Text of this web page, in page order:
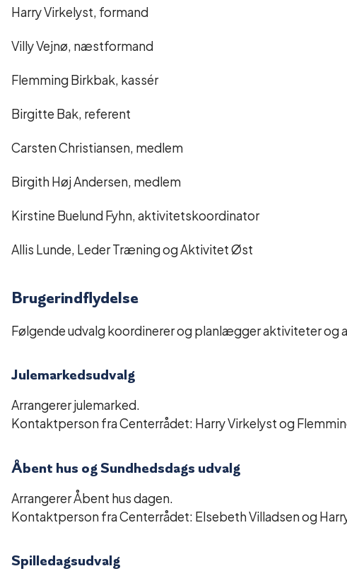
Harry Virkelyst, formand
Villy Vejnø, næstformand
Flemming Birkbak, kassér
Birgitte Bak, referent
Carsten Christiansen, medlem
Birgith Høj Andersen, medlem
Kirstine Buelund Fyhn, aktivitetskoordinator
Allis Lunde, Leder Træning og Aktivitet Øst
Brugerindflydelse
Følgende udvalg koordinerer og planlægger aktiviteter og
Julemarkedsudvalg
Arrangerer julemarked.
Kontaktperson fra Centerrådet: Harry Virkelyst og
Åbent hus og Sundhedsdags udvalg
Arrangerer Åbent hus dagen.
Kontaktperson fra Centerrådet: Elsebeth Villadsen og
Spilledagsudvalg